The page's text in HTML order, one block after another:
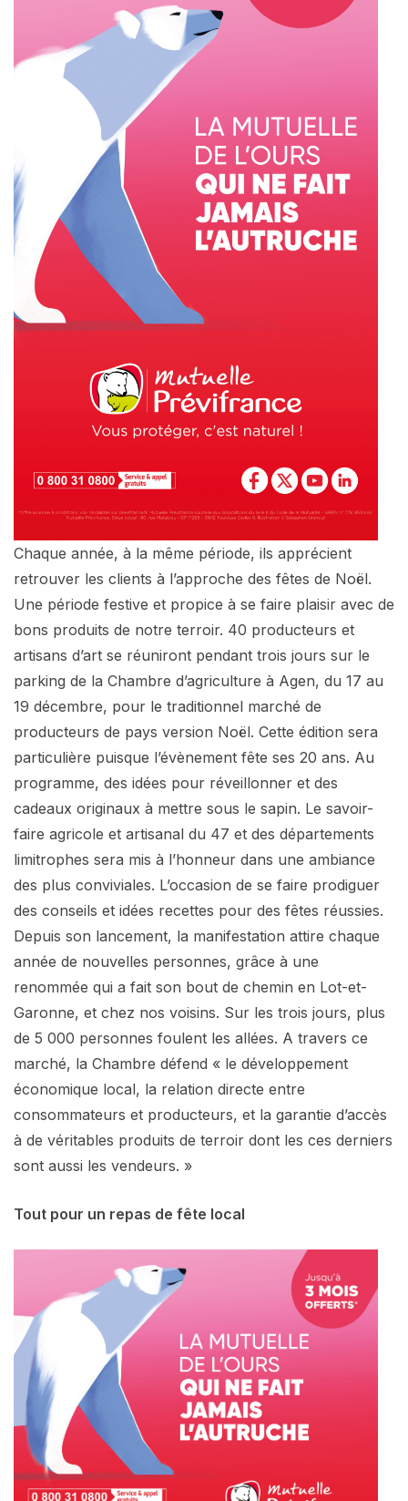
Chaque année, à la même période, ils apprécient
retrouver les clients à l’approche des fêtes de Noël.
Une période festive et propice à se faire plaisir avec de
bons produits de notre terroir. 40 producteurs et
artisans d’art se réuniront pendant trois jours sur le
parking de la Chambre d’agriculture à Agen, du 17 au
19 décembre, pour le traditionnel marché de
producteurs de pays version Noël. Cette édition sera
particulière puisque l’évènement fête ses 20 ans. Au
programme, des idées pour réveillonner et des
cadeaux originaux à mettre sous le sapin. Le savoir-
faire agricole et artisanal du 47 et des départements
limitrophes sera mis à l’honneur dans une ambiance
des plus conviviales. L’occasion de se faire prodiguer
des conseils et idées recettes pour des fêtes réussies.
Depuis son lancement, la manifestation attire chaque
année de nouvelles personnes, grâce à une
renommée qui a fait son bout de chemin en Lot-et-
Garonne, et chez nos voisins. Sur les trois jours, plus
de 5 000 personnes foulent les allées. A travers ce
marché, la Chambre défend « le développement
économique local, la relation directe entre
consommateurs et producteurs, et la garantie d’accès
à de véritables produits de terroir dont les ces derniers
sont aussi les vendeurs. »
Tout pour un repas de fête local